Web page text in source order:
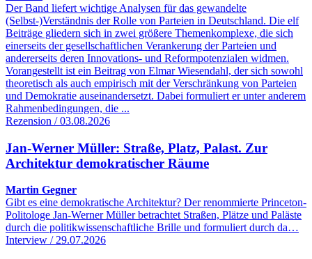
Der Band liefert wichtige Analysen für das gewandelte
(Selbst‑)Verständnis der Rolle von Parteien in Deutschland. Die elf
Beiträge gliedern sich in zwei größere Themenkomplexe, die sich
einerseits der gesellschaftlichen Verankerung der Parteien und
andererseits deren Innovations‑ und Reformpotenzialen widmen.
Vorangestellt ist ein Beitrag von Elmar Wiesendahl, der sich sowohl
theoretisch als auch empirisch mit der Verschränkung von Parteien
und Demokratie auseinandersetzt. Dabei formuliert er unter anderem
Rahmenbedingungen, die ...
Rezension / 03.08.2026
Jan-Werner Müller: Straße, Platz, Palast. Zur
Architektur demokratischer Räume
Martin Gegner
Gibt es eine demokratische Architektur? Der renommierte Princeton-
Politologe Jan-Werner Müller betrachtet Straßen, Plätze und Paläste
durch die politikwissenschaftliche Brille und formuliert durch da…
Interview / 29.07.2026